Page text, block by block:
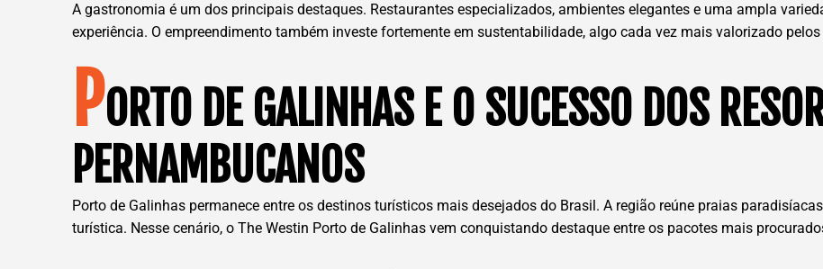
A gastronomia é um dos principais destaques. Restaurantes especializados, ambientes elegantes e uma ampla
experiência. O empreendimento também investe fortemente em sustentabilidade, algo cada vez mais valorizado
PORTO DE GALINHAS E O SUCESSO DOS
PERNAMBUCANOS
Porto de Galinhas permanece entre os destinos turísticos mais desejados do Brasil. A região reúne praias
turística. Nesse cenário, o The Westin Porto de Galinhas vem conquistando destaque entre os pacotes mais